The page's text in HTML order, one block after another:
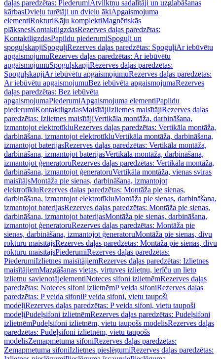
daļas paredzētas: PiederumiAtvilktņu sadalītāji un uzglabāšanas
kārbasDvieļu turētāji un dvieļu āķiApgaismojuma
elementiRokturiKāju komplektiMagnētiskās
plāksnesKontaktligzdasRezerves daļas paredzētas:
KontaktligzdasPapildu piederumiSpoguļi un
spoguļskapjiSpoguļiRezerves daļas paredzētas: SpoguļiAr iebūvētu
apgaismojumuRezerves daļas paredzētas: Ar iebūvētu
apgaismojumuSpoguļskapjiRezerves daļas paredzētas:
SpoguļskapjiAr iebūvētu apgaismojumuRezerves daļas paredzētas:
Ar iebūvētu apgaismojumuBez iebūvēta apgaismojumaRezerves
daļas paredzētas: Bez iebūvēta
apgaismojumaPiederumiApgaismojuma elementiPapildu
piederumiKontaktligzdasMaisītājiIzlietnes maisītājiRezerves daļas
paredzētas: Izlietnes maisītājiVertikāla montāža, darbināšana,
izmantojot elektrotīkluRezerves daļas paredzētas: Vertikāla montāža,
darbināšana, izmantojot elektrotīkluVertikāla montāža, darbināšana,
izmantojot baterijasRezerves daļas paredzētas: Vertikāla montāža,
darbināšana, izmantojot baterijasVertikāla montāža, darbināšana,
izmantojot ģeneratoruRezerves daļas paredzētas: Vertikāla montāža,
darbināšana, izmantojot ģeneratoruVertikāla montāža, vienas sviras
maisītājsMontāža pie sienas, darbināšana, izmantojot
elektrotīkluRezerves daļas paredzētas: Montāža pie sienas,
darbināšana, izmantojot elektrotīkluMontāža pie sienas, darbināšana,
izmantojot baterijasRezerves daļas paredzētas: Montāža pie sienas,
darbināšana, izmantojot baterijasMontāža pie sienas, darbināšana,
izmantojot ģeneratoruRezerves daļas paredzētas: Montāža pie
sienas, darbināšana, izmantojot ģeneratoruMontāža pie sienas, divu
rokturu maisītājsRezerves daļas paredzētas: Montāža pie sienas, divu
rokturu maisītājsPiederumiRezerves daļas paredzētas:
PiederumiIzlietnes maisītājiemRezerves daļas paredzētas: Izlietnes
maisītājiemMazgāšanas vietas, virtuves izlietņu, ierīču un lieto
izlietņu savienotājelementiNoteces sifoni izlietnēmRezerves daļas
paredzētas: Noteces sifoni izlietnēmP veida sifoniRezerves daļas
paredzētas: P veida sifoniP veida sifoni, vietu taupoši
modeļiRezerves daļas paredzētas: P veida sifoni, vietu taupoši
modeļiPudeļsifoni izlietnēmRezerves daļas paredzētas: Pudeļsifoni
izlietnēmPudeļsifoni izlietnēm, vietu taupošs modelisRezerves daļas
paredzētas: Pudeļsifoni izlietnēm, vietu taupošs
modelisZemapmetuma sifoniRezerves daļas paredzētas:
Zemapmetuma sifoniIzlietnes pieslēgumiRezerves daļas paredzētas: